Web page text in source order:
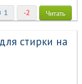
1 -2 Читать
стирки на